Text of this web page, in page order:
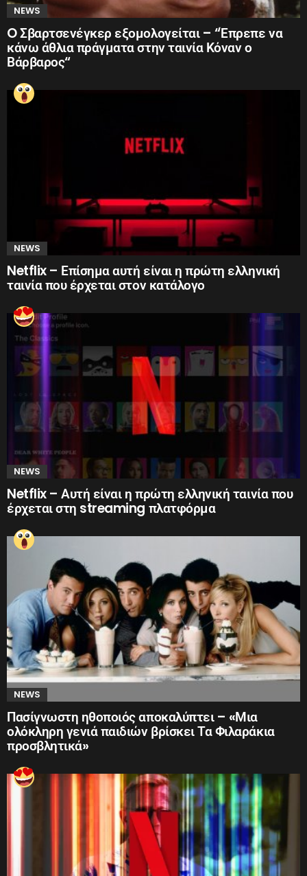
NEWS
O Σβαρτσενέγκερ εξομολογείται – “Έπρεπε να
κάνω άθλια πράγματα στην ταινία Κόναν ο
Βάρβαρος“
NEWS
Netflix – Επίσημα αυτή είναι η πρώτη ελληνική
ταινία που έρχεται στον κατάλογο
NEWS
Netflix – Αυτή είναι η πρώτη ελληνική ταινία που
έρχεται στη streaming πλατφόρμα
NEWS
Πασίγνωστη ηθοποιός αποκαλύπτει – «Μια
ολόκληρη γενιά παιδιών βρίσκει Τα Φιλαράκια
προσβλητικά»